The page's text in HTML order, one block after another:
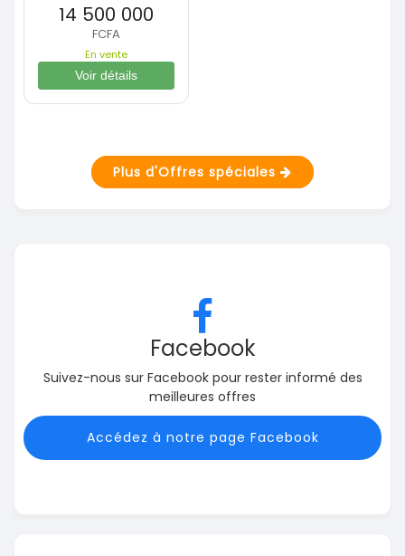
14 500 000
FCFA
En vente
Voir détails
Plus d'Offres spéciales
Facebook
Suivez-nous sur Facebook pour rester informé des
meilleures offres
Accédez à notre page Facebook